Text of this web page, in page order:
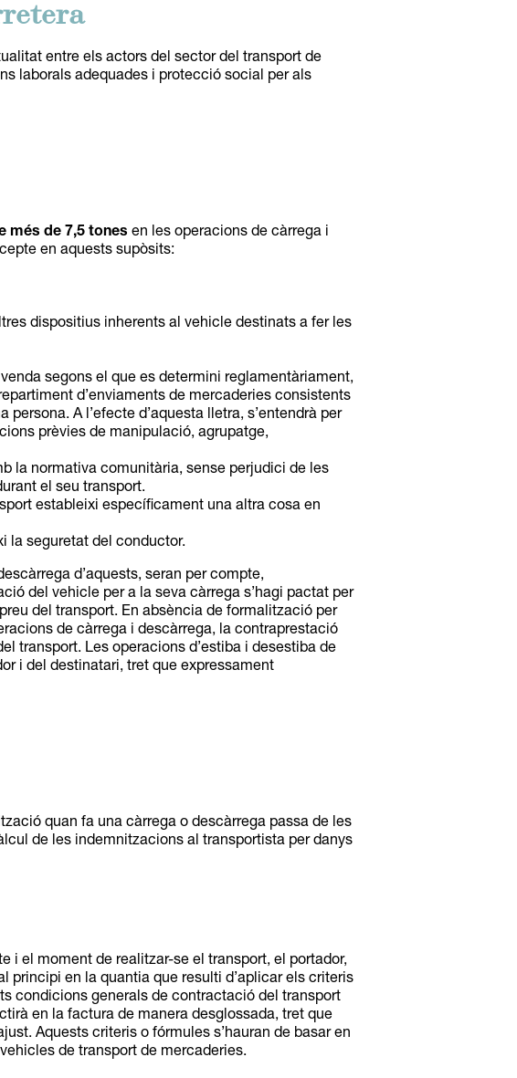
entre els actors del sector del transport de
laborals adequades i protecció social per als
més de 7,5 tones en les operacions de càrrega i
en aquests supòsits:
dispositius inherents al vehicle destinats a fer les
segons el que es determini reglamentàriament,
d’enviaments de mercaderies consistents
A l’efecte d’aquesta lletra, s’entendrà per
prèvies de manipulació, agrupatge,
la normativa comunitària, sense perjudici de les
el seu transport.
estableixi específicament una altra cosa en
la seguretat del conductor.
d’aquests, seran per compte,
del vehicle per a la seva càrrega s’hagi pactat per
del transport. En absència de formalització per
de càrrega i descàrrega, la contraprestació
transport. Les operacions d’estiba i desestiba de
i del destinatari, tret que expressament
quan fa una càrrega o descàrrega passa de les
de les indemnitzacions al transportista per danys
i el moment de realitzar-se el transport, el portador,
principi en la quantia que resulti d’aplicar els criteris
condicions generals de contractació del transport
en la factura de manera desglossada, tret que
Aquests criteris o fórmules s’hauran de basar en
de transport de mercaderies.